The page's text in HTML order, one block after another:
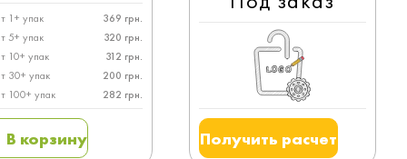
1+ упак
369 грн.
5+ упак
320 грн.
10+ упак
312 грн.
30+ упак
200 грн.
100+ упак
282 грн.
В корзину Получить расчет